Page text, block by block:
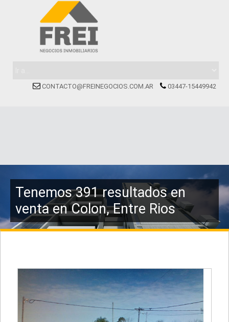
CONTACTO@FREINEGOCIOS.COM.AR 03447-15449942
Tenemos 391 resultados en
venta en Colon, Entre Rios